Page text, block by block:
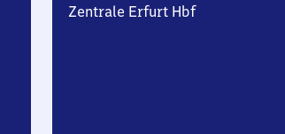
Zentrale Erfurt Hbf